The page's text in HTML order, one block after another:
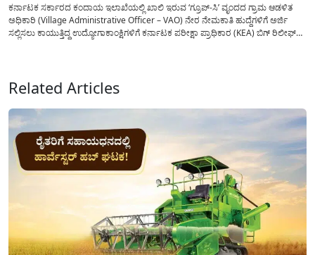
ಕರ್ನಾಟಕ ಸರ್ಕಾರದ ಕಂದಾಯ ಇಲಾಖೆಯಲ್ಲಿ ಖಾಲಿ ಇರುವ ‘ಗ್ರೂಪ್-ಸಿ’ ವೃಂದದ ಗ್ರಾಮ ಆಡಳಿತ
ಅಧಿಕಾರಿ (Village Administrative Officer – VAO) ನೇರ ನೇಮಕಾತಿ ಹುದ್ದೆಗಳಿಗೆ ಅರ್ಜಿ
ಸಲ್ಲಿಸಲು ಕಾಯುತ್ತಿದ್ದ ಉದ್ಯೋಗಾಕಾಂಕ್ಷಿಗಳಿಗೆ ಕರ್ನಾಟಕ ಪರೀಕ್ಷಾ ಪ್ರಾಧಿಕಾರ (KEA) ಬಿಗ್ ರಿಲೀಫ್
Related Articles